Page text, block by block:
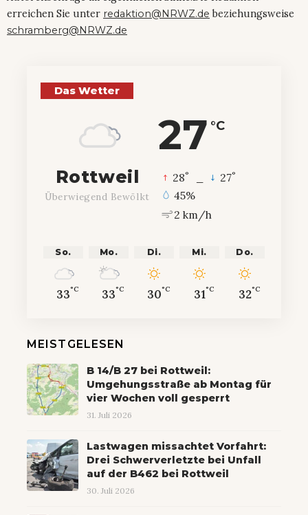
erreichen Sie unter redaktion@NRWZ.de beziehungsweise
schramberg@NRWZ.de
Das Wetter
27 °C
Rottweil
Überwiegend Bewölkt
28° 27°
45%
2 km/h
So.
33°C
Mo.
33°C
Di.
30°C
Mi.
31°C
Do.
32°C
MEISTGELESEN
B 14/B 27 bei Rottweil:
Umgehungsstraße ab Montag für
vier Wochen voll gesperrt
31. Juli 2026
Lastwagen missachtet Vorfahrt:
Drei Schwerverletzte bei Unfall
auf der B462 bei Rottweil
30. Juli 2026